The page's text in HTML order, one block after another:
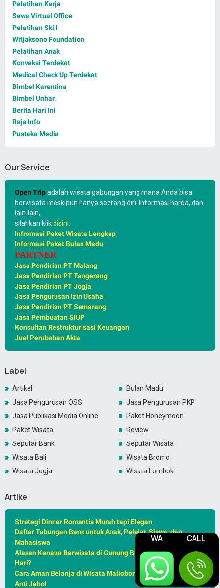
WA CALL
Pelatihan Kerja
Sewa Virtual Office
Pelatihan Skill
Witjaksono Foundation
Pelatihan Anak
Konveksi Terdekat
Medical Check Up Terdekat
Bimbel Karantina
Bimbel Unhan
Berita Hari Ini
Raja Info
Pustaka Media
Our Service
Open Tripadalah wisata gabungan yang mana Anda bisa
berwisata meskipun hanya seorang diri. Informasi harga, dan
lain-lain,
silahkan klikdisini.
Infromasi Paket Wisata Lengkap
Informasi Paket Bulan Madu
PARTNER
Jasa Pendirian PT Malang
Jasa Pendirian PT Tangerang
Jasa Pendirian PT Jogja
Jasa Pengurusan Izin Usaha
Jasa Pendirian PT Semarang
Jasa Pembuatan SIUP
Konsultan Restrukturisasi Keuangan
Jual Perubahan Akta
Label
Artikel
Bulan Madu
Jasa Pengurusan OSS
Jasa Pengurusan PKP
Jasa Publikasi Media Online
Paket Honeymoon
Paket Wisata
Review
Seputar Bank
Seputar Wisata
Wisata Bali
Wisata Bromo
Wisata Jogja
Wisata Lombok
Artikel
Strategi Dinner Romantis Murah tapi Elegan
Daftar Tabungan Bank untuk Anak, Pelajar, Siswa, dan
Mahasiswa
Alasan Kenapa Berwisata di Gunung Bromo Harus Malam
Hari?
Cara Aman Belanja di Wisata Malioboro Jogja – Kantong
Anti Jebol